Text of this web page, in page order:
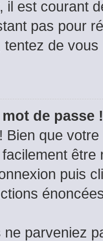
il est courant
pas pour
de
de passe !
Bien que
puis
parveniez